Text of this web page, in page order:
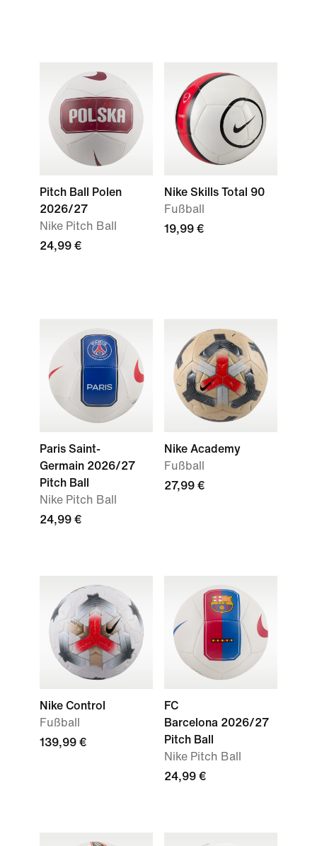
Pitch Ball Polen
2026/27
Nike Pitch Ball
24,99 €
Nike Skills Total 90
Fußball
19,99 €
Paris Saint-
Germain 2026/27
Pitch Ball
Nike Pitch Ball
24,99 €
Nike Academy
Fußball
27,99 €
Nike Control
Fußball
139,99 €
FC
Barcelona 2026/27
Pitch Ball
Nike Pitch Ball
24,99 €